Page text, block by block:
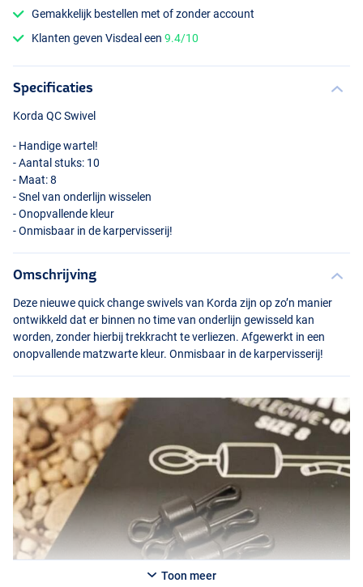
Gemakkelijk bestellen met of zonder account
Klanten geven Visdeal een9.4/10
Specificaties
Korda QC Swivel
- Handige wartel!
- Aantal stuks: 10
- Maat: 8
- Snel van onderlijn wisselen
- Onopvallende kleur
- Onmisbaar in de karpervisserij!
Omschrijving
Deze nieuwe quick change swivels van Korda zijn op zo’n manier
ontwikkeld dat er binnen no time van onderlijn gewisseld kan
worden, zonder hierbij trekkracht te verliezen. Afgewerkt in een
onopvallende matzwarte kleur. Onmisbaar in de karpervisserij!
Toon meer